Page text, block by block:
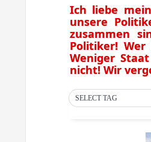
Ich liebe
unsere
zusammen
Politiker!
Weniger
nicht! Wir
SELECT TAG